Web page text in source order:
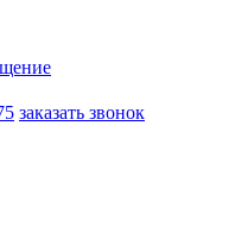
заказать звонок